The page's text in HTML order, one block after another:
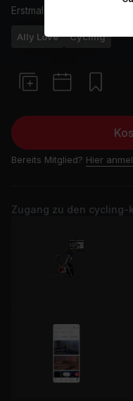
Erstmals ausgestrahlt am
Ally Love Cycling
Bereits Mitglied? Hier
Zugang zu den cycling-